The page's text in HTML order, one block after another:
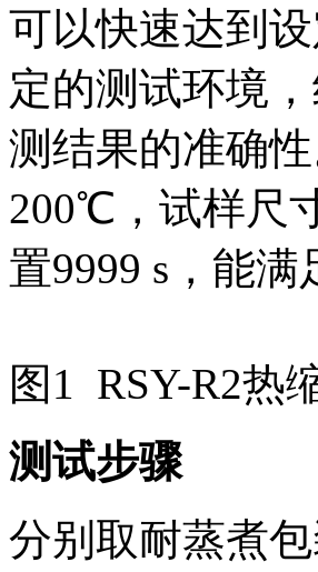
可以快速达到
定的测试环境
测结果的准确
200℃，试样尺
置9999 s，能
图1 RSY-R2热
测试步骤
分别取耐蒸煮